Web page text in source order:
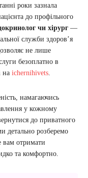
роки зазнала
до профільного
чи хірург —
служби здоров’я
не лише
безоплатно в
на ichernihivets.
намагаючись
у кожному
до приватного
детально розберемо
вам отримати
та комфортно.